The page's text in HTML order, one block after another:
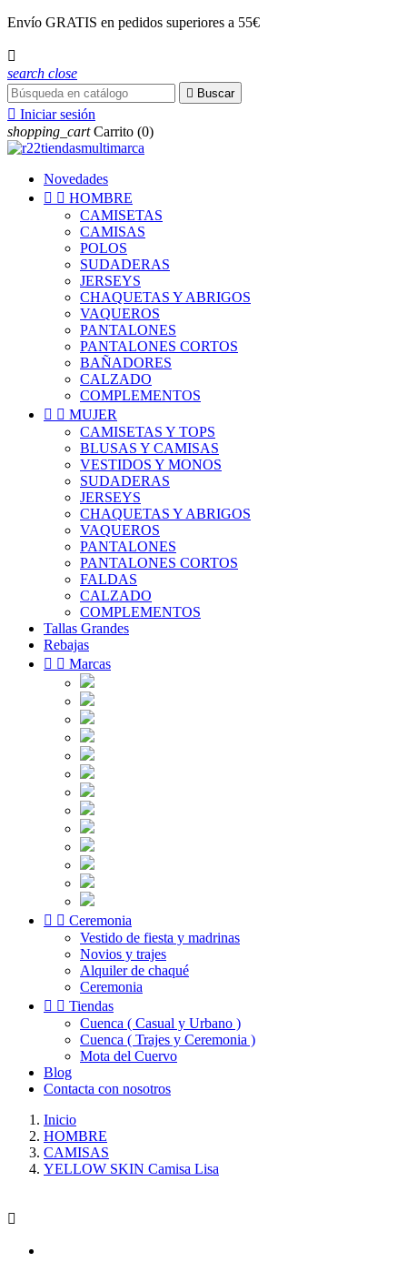
Envío GRATIS en pedidos superiores a 55€

search close
 Buscar
 Iniciar sesión
shopping_cart Carrito (0)
Novedades
  HOMBRE
CAMISETAS
CAMISAS
POLOS
SUDADERAS
JERSEYS
CHAQUETAS Y ABRIGOS
VAQUEROS
PANTALONES
PANTALONES CORTOS
BAÑADORES
CALZADO
COMPLEMENTOS
  MUJER
CAMISETAS Y TOPS
BLUSAS Y CAMISAS
VESTIDOS Y MONOS
SUDADERAS
JERSEYS
CHAQUETAS Y ABRIGOS
VAQUEROS
PANTALONES
PANTALONES CORTOS
FALDAS
CALZADO
COMPLEMENTOS
Tallas Grandes
Rebajas
  Marcas
  Ceremonia
Vestido de fiesta y madrinas
Novios y trajes
Alquiler de chaqué
Ceremonia
  Tiendas
Cuenca ( Casual y Urbano )
Cuenca ( Trajes y Ceremonia )
Mota del Cuervo
Blog
Contacta con nosotros
Inicio
HOMBRE
CAMISAS
YELLOW SKIN Camisa Lisa
